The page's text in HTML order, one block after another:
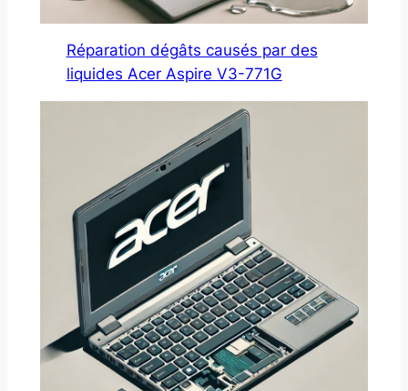
Réparation dégâts causés par des
liquides Acer Aspire V3-771G